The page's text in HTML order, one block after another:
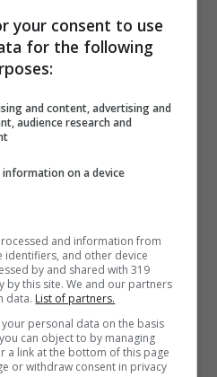
da Blake Cady della
pubblicata su
tra le più
programmi di
sulla
l’esame
dei 50 anni, perché
seno quando è
garantisce la
con
your consent to use
for the following
and content, advertising and
audience research and
on a device
and information from
identifiers, and other device
by and shared with 319
by this site. We and our partners
data. List of partners.
personal data on the basis
can object to by managing
a link at the bottom of this page
or withdraw consent in privacy